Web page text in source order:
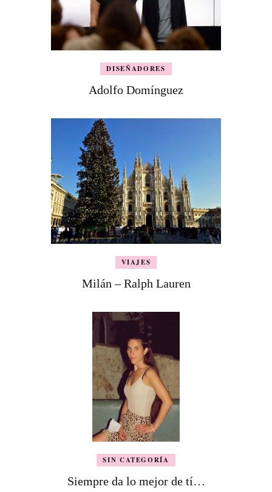
DISEÑADORES
Adolfo Domínguez
VIAJES
Milán – Ralph Lauren
SIN CATEGORÍA
Siempre da lo mejor de tí…